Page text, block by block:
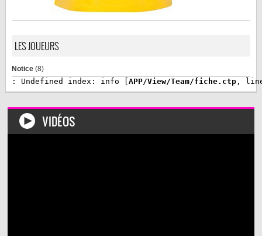
LES JOUEURS
Notice (8)
: Undefined index: info [APP/View/Team/fiche.ctp,
VIDÉOS